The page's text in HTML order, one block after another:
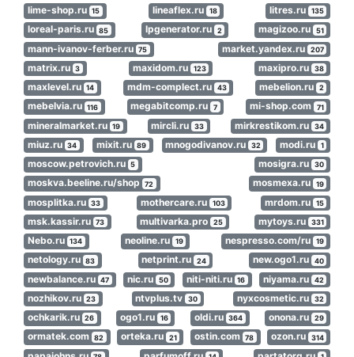
lime-shop.ru 15 lineaflex.ru 18 litres.ru 135
loreal-paris.ru 85 lpgenerator.ru 2 magizoo.ru 51
mann-ivanov-ferber.ru 75 market.yandex.ru 207
matrix.ru 3 maxidom.ru 123 maxipro.ru 38
maxlevel.ru 14 mdm-complect.ru 43 mebelion.ru 2
mebelvia.ru 116 megabitcomp.ru 7 mi-shop.com 71
mineralmarket.ru 19 mircli.ru 33 mirkrestikom.ru 34
miuz.ru 34 mixit.ru 89 mnogodivanov.ru 32 modi.ru 1
moscow.petrovich.ru 5 mosigra.ru 30
moskva.beeline.ru/shop 72 mosmexa.ru 19
mosplitka.ru 33 mothercare.ru 103 mrdom.ru 15
msk.kassir.ru 73 multivarka.pro 25 mytoys.ru 331
Nebo.ru 134 neoline.ru 19 nespresso.com/ru 19
netology.ru 83 netprint.ru 24 new.ogo1.ru 40
newbalance.ru 47 nic.ru 50 niti-niti.ru 16 niyama.ru 42
nozhikov.ru 23 ntvplus.tv 30 nyxcosmetic.ru 32
ochkarik.ru 26 ogo1.ru 16 oldi.ru 364 onona.ru 29
ormatek.com 82 orteka.ru 21 ostin.com 78 ozon.ru 314